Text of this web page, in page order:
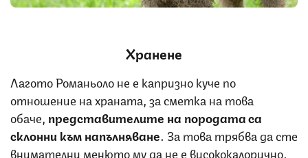
Хранене
Лагото Романьоло не е капризно куче по
отношение на храната, за сметка на това
обаче, представителите на породата са
склонни към напълняване. За това трябва да сте
внимателни менюто му да не е висококалорично,